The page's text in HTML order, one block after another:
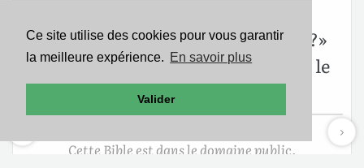
Ce site utilise des cookies pour vous garantir
la meilleure expérience. En savoir plus
Valider
52Jésus lui dit : « Va, ta foi t’a sauvé?»
Et aussitôt il vit, et il le suivait dans le
chemin.
Cette Bible est dans le domaine public.